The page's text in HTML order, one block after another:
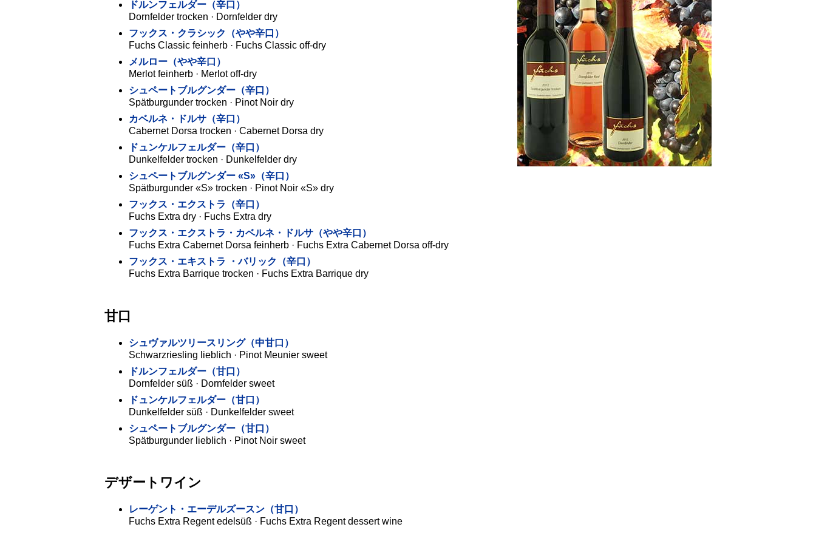
ドルンフェルダー（辛口）
Dornfelder trocken · Dornfelder dry
フックス・クラシック（やや辛口）
Fuchs Classic feinherb · Fuchs Classic off-dry
メルロー（やや辛口）
Merlot feinherb · Merlot off-dry
シュペートブルグンダー（辛口）
Spätburgunder trocken · Pinot Noir dry
カベルネ・ドルサ（辛口）
Cabernet Dorsa trocken · Cabernet Dorsa dry
ドュンケルフェルダー（辛口）
Dunkelfelder trocken · Dunkelfelder dry
シュペートブルグンダー «S»（辛口）
Spätburgunder «S» trocken · Pinot Noir «S» dry
フックス・エクストラ（辛口）
Fuchs Extra dry · Fuchs Extra dry
フックス・エクストラ・カベルネ・ドルサ（やや辛口）
Fuchs Extra Cabernet Dorsa feinherb · Fuchs Extra Cabernet Dorsa off-dry
フックス・エキストラ ・バリック（辛口）
Fuchs Extra Barrique trocken · Fuchs Extra Barrique dry
甘口
シュヴァルツリースリング（中甘口）
Schwarzriesling lieblich · Pinot Meunier sweet
ドルンフェルダー（甘口）
Dornfelder süß · Dornfelder sweet
ドュンケルフェルダー（甘口）
Dunkelfelder süß · Dunkelfelder sweet
シュペートブルグンダー（甘口）
Spätburgunder lieblich · Pinot Noir sweet
デザートワイン
レーゲント・エーデルズースン（甘口）
Fuchs Extra Regent edelsüß · Fuchs Extra Regent dessert wine